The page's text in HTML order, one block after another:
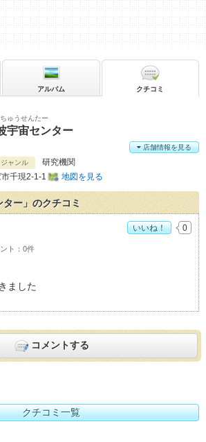
ゅうせんたー
宇宙センター
ジャンル 研究機関
千現2-1-1 地図を見る
店舗情報を見る
アルバム クチコミ
ター」のクチコミ
宇宙センターおすすめ度：
ました
ト 0件
いいね！ 0
コメントする
クチコミ一覧